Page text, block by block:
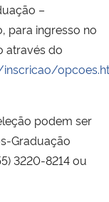
–
para ingresso no
através do
podem ser
Graduação
3220-8214 ou